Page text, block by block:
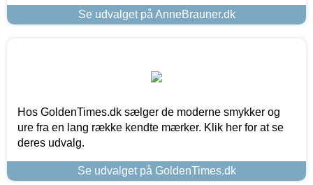
Se udvalget på AnneBrauner.dk
Hos GoldenTimes.dk sælger de moderne smykker og
ure fra en lang række kendte mærker. Klik her for at se
deres udvalg.
Se udvalget på GoldenTimes.dk